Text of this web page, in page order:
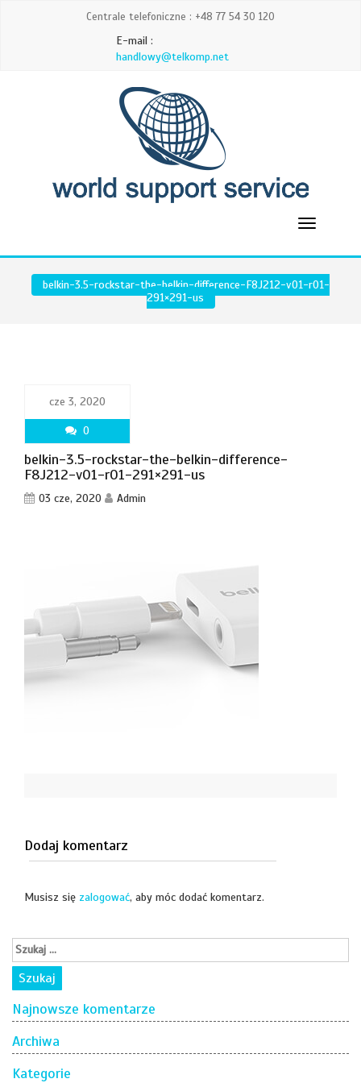
Centrale telefoniczne : +48 77 54 30 120
E-mail :
handlowy@telkomp.net
belkin-3.5-rockstar-the-belkin-difference-F8J212-v01-r01-
291×291-us
cze 3, 2020
0
belkin-3.5-rockstar-the-belkin-difference-
F8J212-v01-r01-291×291-us
03 cze, 2020 Admin
Dodaj komentarz
Musisz się zalogować, aby móc dodać komentarz.
Najnowsze komentarze
Archiwa
Kategorie